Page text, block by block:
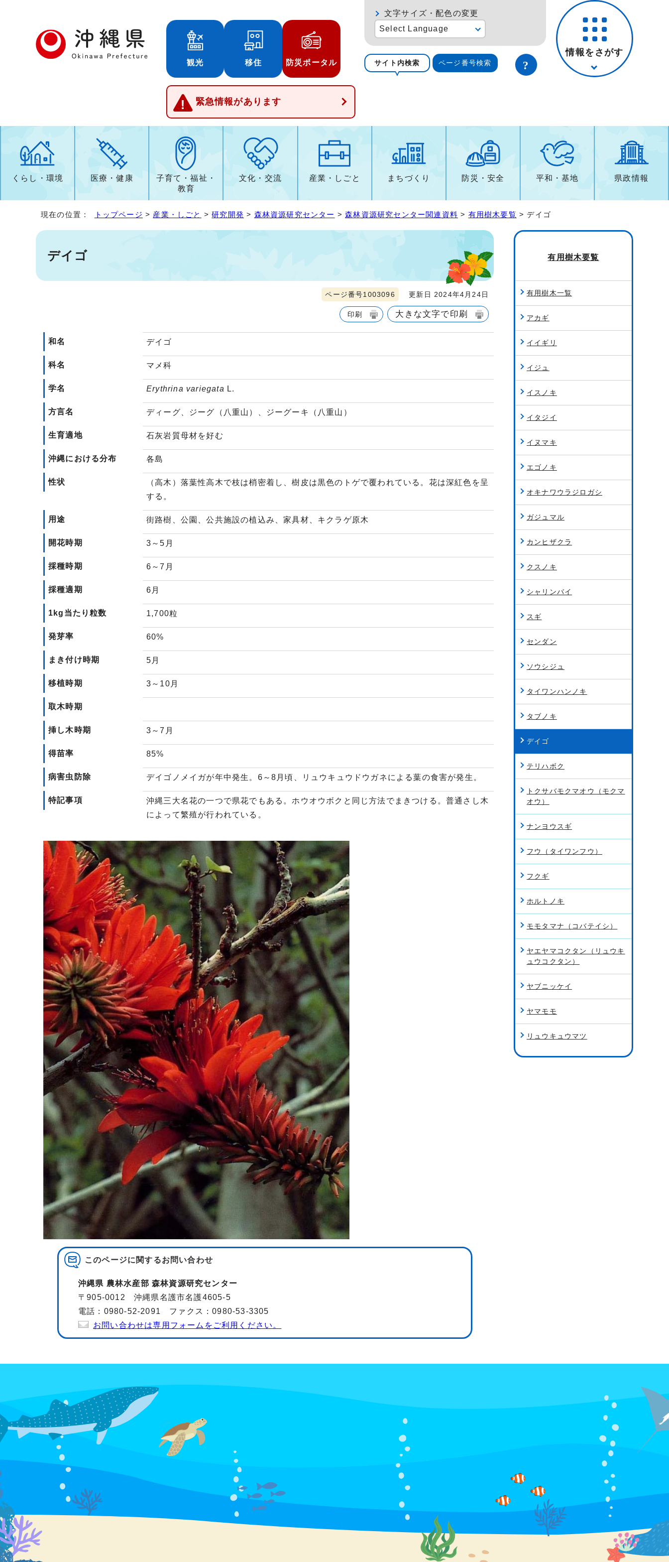
観光 移住 防災ポータル
緊急情報があります
文字サイズ・配色の変更
Select Language
サイト内検索 ページ番号検索
情報をさがす
くらし・環境 医療・健康
子育て・福祉・
教育
文化・交流 産業・しごと まちづくり 防災・安全 平和・基地 県政情報
現在の位置： トップページ > 産業・しごと >研究開発 > 森林資源研究センター >森林資源研究センター関連資料 > 有用樹木要覧 > デイゴ
デイゴ
ページ番号1003096 更新日 2024年4月24日
印刷 大きな文字で印刷
和名 デイゴ
科名 マメ科
学名 Erythrina variegata L.
方言名 ディーグ、ジーグ（八重山）、ジーグーキ（八重山）
生育適地 石灰岩質母材を好む
沖縄における分布 各島
性状
（高木）落葉性高木で枝は梢密着し、樹皮は黒色のトゲで覆われている。花は深紅色を呈
する。
用途 街路樹、公園、公共施設の植込み、家具材、キクラゲ原木
開花時期 3～5月
採種時期 6～7月
採種適期 6月
1kg当たり粒数 1,700粒
発芽率 60%
まき付け時期 5月
移植時期 3～10月
取木時期
挿し木時期 3～7月
得苗率 85%
病害虫防除 デイゴノメイガが年中発生。6～8月頃、リュウキュウドウガネによる葉の食害が発生。
特記事項
沖縄三大名花の一つで県花でもある。ホウオウボクと同じ方法でまきつける。普通さし木
によって繁殖が行われている。
このページに関するお問い合わせ
沖縄県 農林水産部 森林資源研究センター
〒905-0012 沖縄県名護市名護4605-5
電話：0980-52-2091 ファクス：0980-53-3305
お問い合わせは専用フォームをご利用ください。
有用樹木要覧
有用樹木一覧
アカギ
イイギリ
イジュ
イスノキ
イタジイ
イヌマキ
エゴノキ
オキナワウラジロガシ
ガジュマル
カンヒザクラ
クスノキ
シャリンバイ
スギ
センダン
ソウシジュ
タイワンハンノキ
タブノキ
デイゴ
テリハボク
トクサバモクマオウ（モクマ
オウ）
ナンヨウスギ
フウ（タイワンフウ）
フクギ
ホルトノキ
モモタマナ（コバテイシ）
ヤエヤマコクタン（リュウキ
ュウコクタン）
ヤブニッケイ
ヤマモモ
リュウキュウマツ